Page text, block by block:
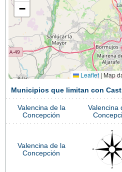
−
Leaflet | Map
Municipios que limitan con
Valencina de la
Concepción
Valencina
Valencina de la
Concepción